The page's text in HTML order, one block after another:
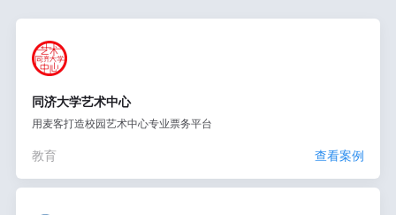
同济大学艺术中心
用麦客打造校园艺术中心专业票务平台
教育 查看案例